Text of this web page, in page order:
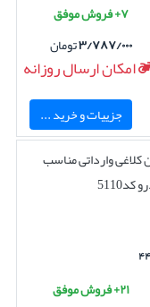
۷+ فروش موفق
۳/۷۸۷/۰۰۰تومان
امکان ارسال روزانه
جزییات و خرید ...
کلاغی وارداتی مناسب
۲۱+ فروش موفق